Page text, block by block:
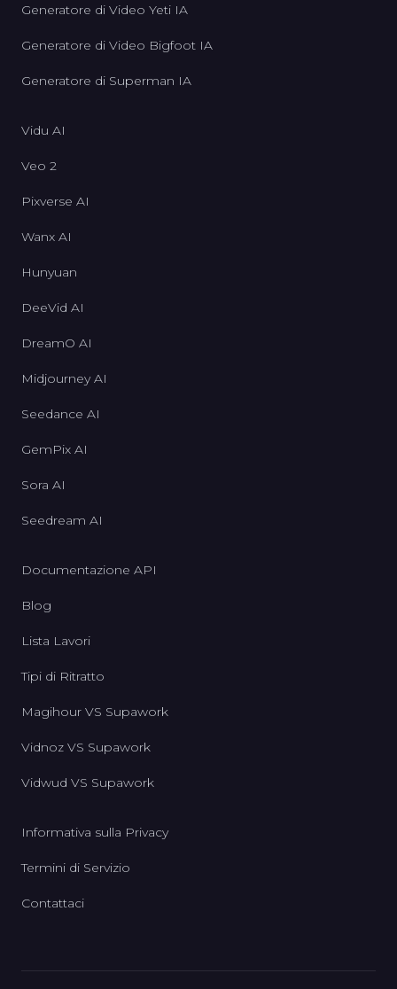
Generatore di Video Yeti IA
Generatore di Video Bigfoot IA
Generatore di Superman IA
Vidu AI
Veo 2
Pixverse AI
Wanx AI
Hunyuan
DeeVid AI
DreamO AI
Midjourney AI
Seedance AI
GemPix AI
Sora AI
Seedream AI
Documentazione API
Blog
Lista Lavori
Tipi di Ritratto
Magihour VS Supawork
Vidnoz VS Supawork
Vidwud VS Supawork
Informativa sulla Privacy
Termini di Servizio
Contattaci